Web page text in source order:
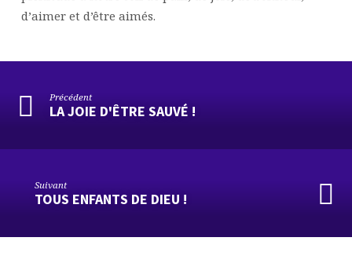
d’aimer et d’être aimés.
Précédent
LA JOIE D'ÊTRE SAUVÉ !
Suivant
TOUS ENFANTS DE DIEU !